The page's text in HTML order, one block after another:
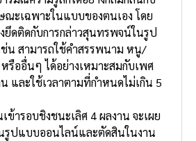
ณะเฉพาะในแบบของตนเอง โดย
ยึดติดกับการกล่าวสุนทรพจน์ในรูป
น สามารถใช้คําสรรพนาม หนู/
รืออื่นๆ ได้อย่างเหมาะสมกับเพศ
และใช้เวลาตามที่กําหนดไม่เกิน 5
ารอบชิงชนะเลิศ 4 ผลงาน จะเผย
รูปแบบออนไลน์และตัดสินในงาน